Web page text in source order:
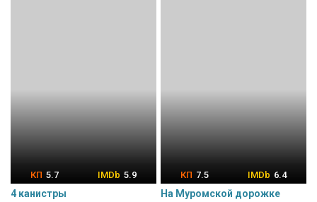
5.7 5.9
4 канистры
7.5 6.4
На Муромской дорожке